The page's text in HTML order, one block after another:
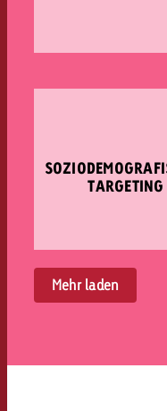
TARGETING
Mehr laden